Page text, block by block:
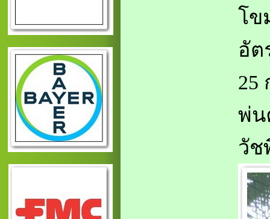
โข
อัต
25
พ่น
วัช